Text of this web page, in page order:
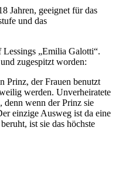
Jahren, geeignet für das
und das
„Emilia Galotti“.
zugespitzt worden:
Prinz, der Frauen benutzt
werden. Unverheiratete
denn wenn der Prinz sie
einzige Ausweg ist da eine
ist sie das höchste